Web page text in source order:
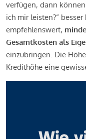
verfügen, dann
ich mir leisten?“
empfehlenswert,
Gesamtkosten als
einzubringen. Die
Kredithöhe eine